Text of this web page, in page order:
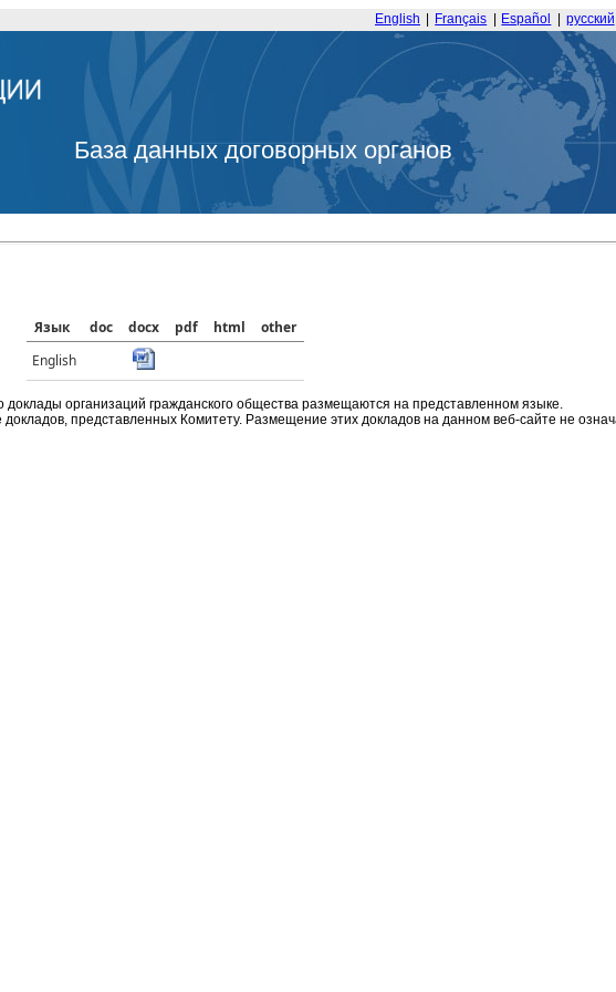
English Français Español русский
База данных договорных органов
Язык doc docx pdf html
other
English
доклады организаций гражданского общества размещаются на представленном языке.
представленных Комитету. Размещение этих докладов на данном веб-сайте не